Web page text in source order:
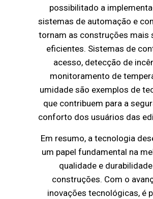
possibilitado a
sistemas de automação e
tornam as construções mais
eficientes. Sistemas de
acesso, detecção de
monitoramento de
umidade são exemplos de
que contribuem para a
conforto dos usuários das
Em resumo, a tecnologia
um papel fundamental na
qualidade e
construções. Com o
inovações tecnológicas, é